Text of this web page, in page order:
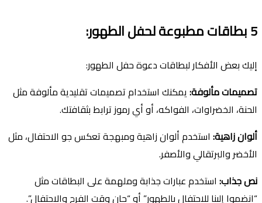
5بطاقات مطبوعة لحفل الطهور:
إليك بعض الأفكار لبطاقات دعوة حفل الطهور:
تصميمات مألوفة: يمكنك استخدام تصميمات تقليدية مألوفة مثل
الحنة، الخضراوات، الفواكه، أو أي رموز ترابط بثقافتك.
ألوان زاهية: استخدم ألوان زاهية ومبهجة تعكس جو الاحتفال، مثل
الأخضر والبرتقالي والأصفر.
نص جذاب: استخدم عبارات جذابة وملهمة على البطاقات مثل
“انضموا إلينا للاحتفال بالطهور” أو “حان وقت الفرح والاحتفال”.